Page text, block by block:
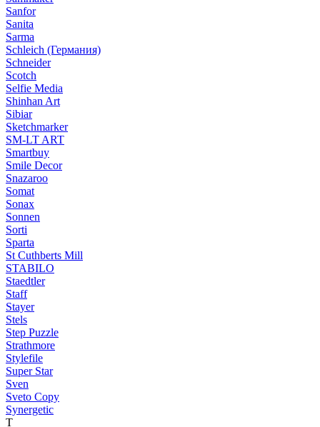
Sanfor
Sanita
Sarma
Schleich (Германия)
Schneider
Scotch
Selfie Media
Shinhan Art
Sibiar
Sketchmarker
SM-LT ART
Smartbuy
Smile Decor
Snazaroo
Somat
Sonax
Sonnen
Sorti
Sparta
St Cuthberts Mill
STABILO
Staedtler
Staff
Stayer
Stels
Step Puzzle
Strathmore
Stylefile
Super Star
Sven
Sveto Copy
Synergetic
T